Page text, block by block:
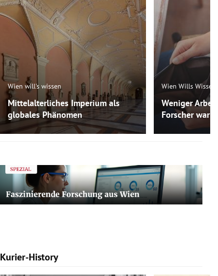
Wien will's wissen
Mittelalterliches Imperium als
globales Phänomen
Wien Wills Wissen
Weniger
Forscher
Kurier-History
Slide 1 von 7